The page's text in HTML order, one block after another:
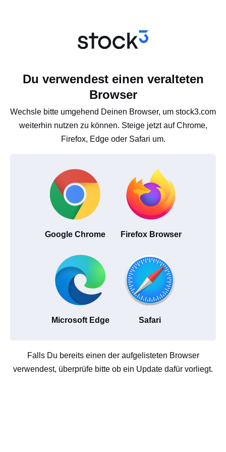
Du verwendest einen veralteten
Browser
Wechsle bitte umgehend Deinen Browser, um stock3.com
weiterhin nutzen zu können. Steige jetzt auf Chrome,
Firefox, Edge oder Safari um.
Google Chrome Firefox Browser
Microsoft Edge Safari
Falls Du bereits einen der aufgelisteten Browser
verwendest, überprüfe bitte ob ein Update dafür vorliegt.